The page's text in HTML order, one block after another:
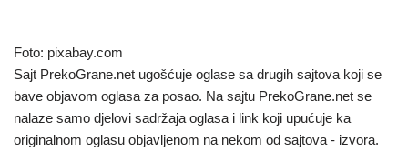
Foto: pixabay.com
Sajt PrekoGrane.net ugošćuje oglase sa drugih sajtova koji se
bave objavom oglasa za posao. Na sajtu PrekoGrane.net se
nalaze samo djelovi sadržaja oglasa i link koji upućuje ka
originalnom oglasu objavljenom na nekom od sajtova - izvora.